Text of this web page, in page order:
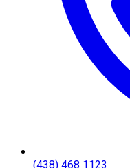
(438) 468 1123